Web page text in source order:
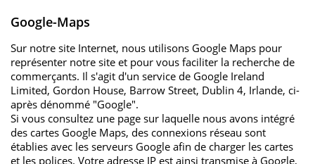
Google-Maps
Sur notre site Internet, nous utilisons Google Maps pour
représenter notre site et pour vous faciliter la recherche de
commerçants. Il s'agit d'un service de Google Ireland
Limited, Gordon House, Barrow Street, Dublin 4, Irlande, ci-
après dénommé "Google".
Si vous consultez une page sur laquelle nous avons intégré
des cartes Google Maps, des connexions réseau sont
établies avec les serveurs Google afin de charger les cartes
et les polices. Votre adresse IP est ainsi transmise à Google,